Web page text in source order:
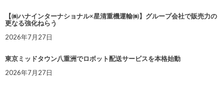
【㈱ハナインターナショナル×星清重機運輸㈱】グループ会社で販売力の
更なる強化ねらう
2026年7月27日
東京ミッドタウン八重洲でロボット配送サービスを本格始動
2026年7月27日